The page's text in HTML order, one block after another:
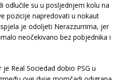
odlučile su u posljednjem kolu na
pozicije napredovati u nokaut
je odoljeti Nerazzurrima, jer
neočekivano bez pobjednika i
Real Sociedad dobio PSG u